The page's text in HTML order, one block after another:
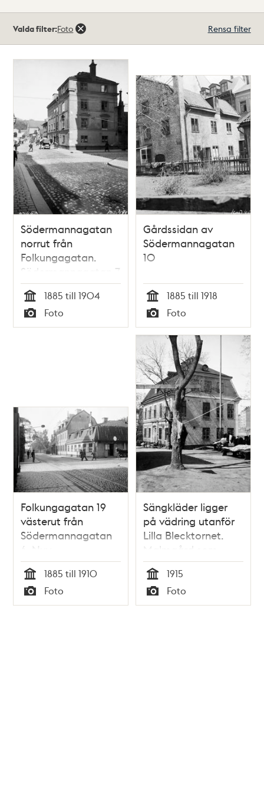
träffar
Valda filter:Foto Rensa filter
Södermannagatan
norrut från
Folkungagatan.
Södermannagatan 7
vid hörnet av
Folkungagatan 21.
Nuv.
Södermannagatan
Tid
1885 till 1904
Typ
Foto
Gårdssidan av
Södermannagatan
10
Tid
1885 till 1918
Typ
Foto
Folkungagatan 19
västerut från
Södermannagatan
6. Nuv.
Folkungagatan 73
Tid
1885 till 1910
Typ
Foto
Sängkläder ligger
på vädring utanför
Lilla Blecktornet.
Malmgård som
använts av
socialvården sedan
1897. Då
Södermannagatan
Tid
1915
Typ
Foto